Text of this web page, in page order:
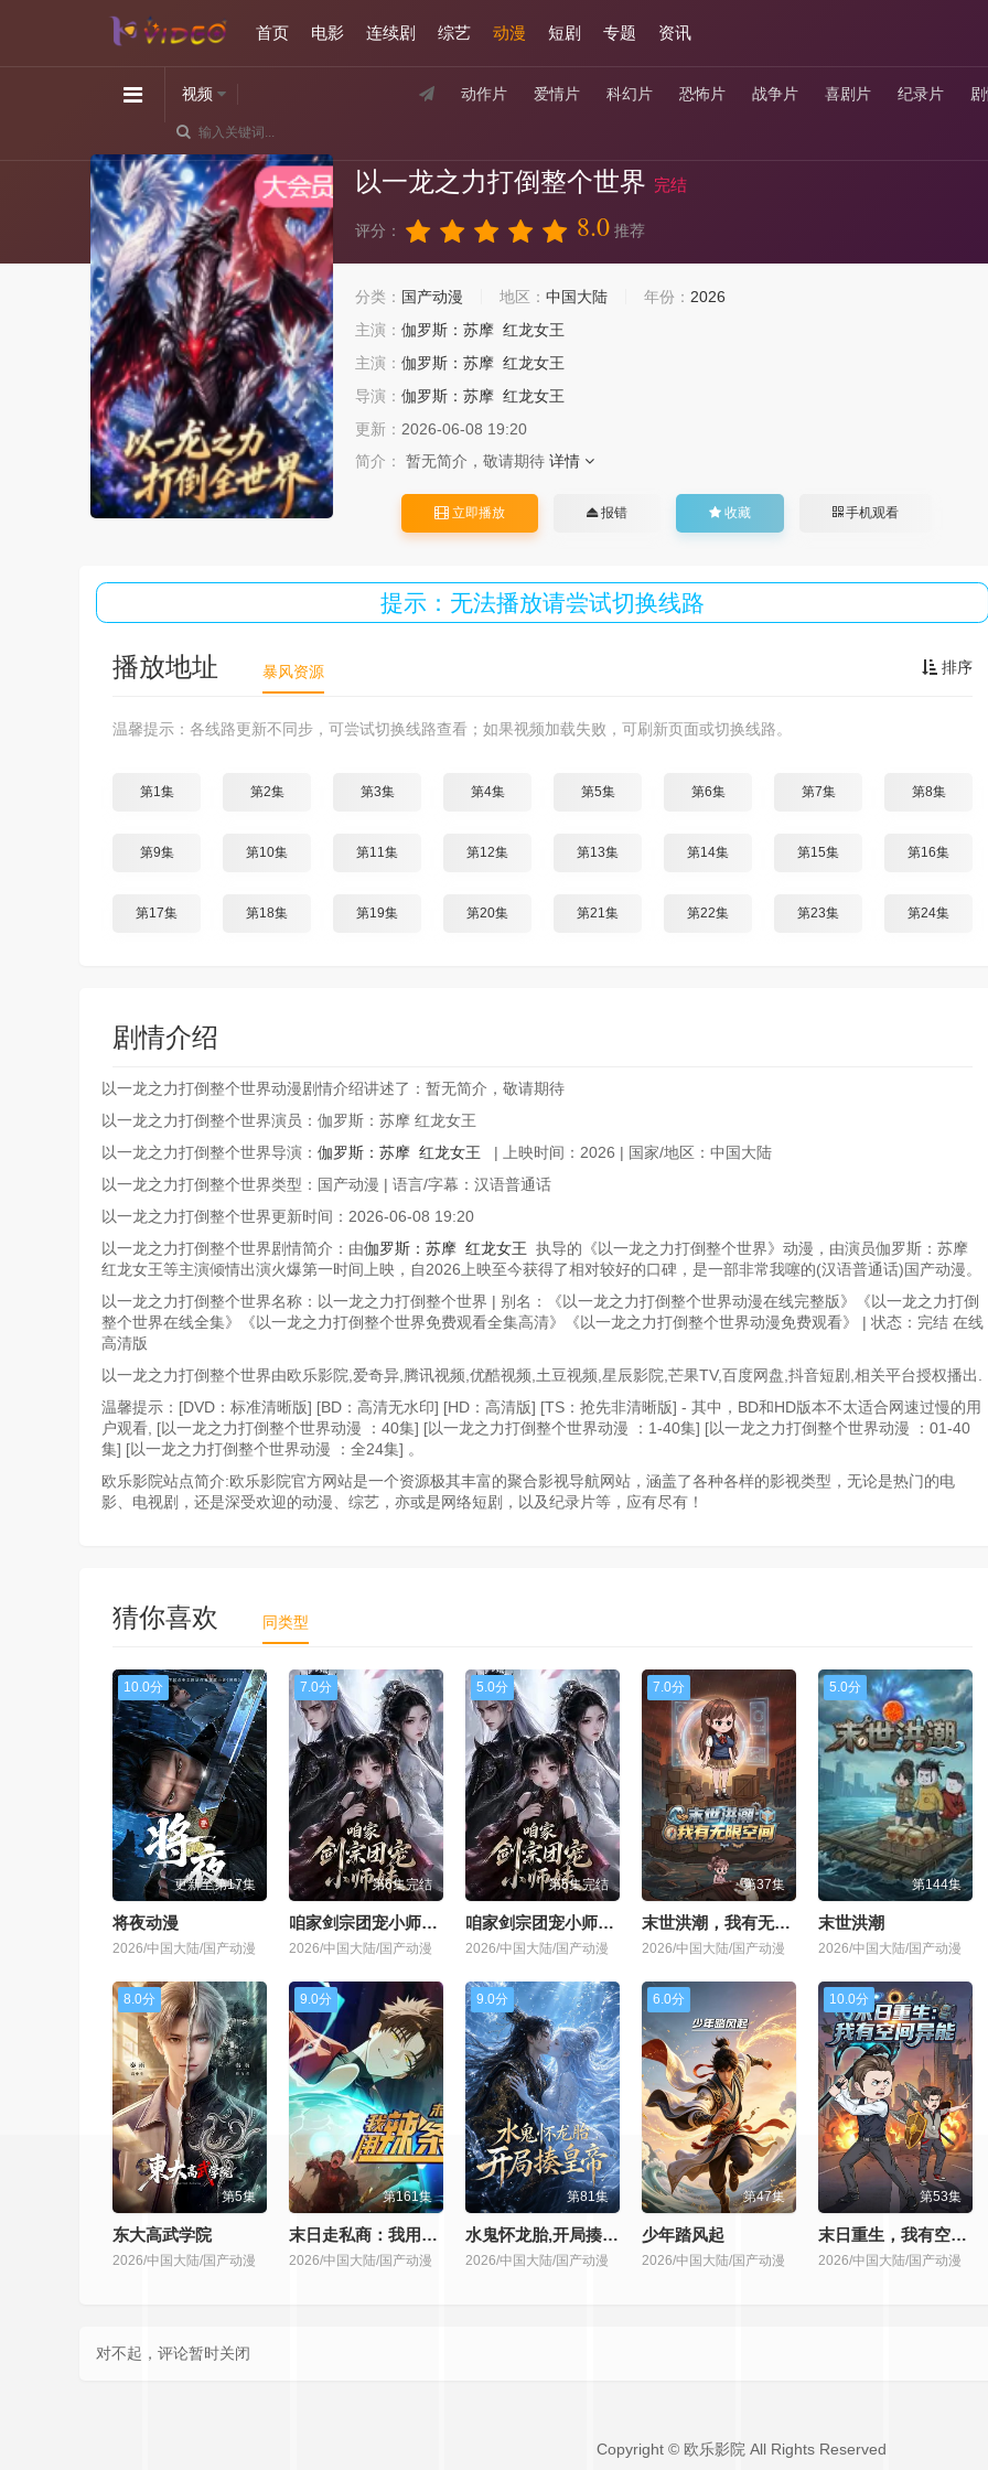
首页 电影 连续剧 综艺 动漫 短剧 专题 资讯
动作片 爱情片 科幻片 恐怖片 战争片 喜剧片 纪录片
视频
以一龙之力打倒整个世界 完结
评分： 8.0 推荐
分类： 国产动漫 地区： 中国大陆 年份： 2026
主演： 伽罗斯：苏摩 红龙女王
主演： 伽罗斯：苏摩 红龙女王
导演： 伽罗斯：苏摩 红龙女王
更新： 2026-06-08 19:20
简介：
暂无简介，敬请期待 详情
立即播放 报错 收藏 手机观看
提示：无法播放请尝试切换线路
排序
播放地址 暴风资源
温馨提示：各线路更新不同步，可尝试切换线路查看；如果视频加载失败，可刷新页面或切换线路。
第1集 第2集 第3集 第4集 第5集 第6集 第7集 第8集
第9集 第10集 第11集 第12集 第13集 第14集 第15集 第16集
第17集 第18集 第19集 第20集 第21集 第22集 第23集 第24集
剧情介绍
以一龙之力打倒整个世界动漫剧情介绍讲述了：暂无简介，敬请期待
以一龙之力打倒整个世界演员：伽罗斯：苏摩 红龙女王
以一龙之力打倒整个世界导演： 伽罗斯：苏摩 红龙女王 | 上映时间：2026 | 国家/地区：中国大陆
以一龙之力打倒整个世界类型：国产动漫 | 语言/字幕：汉语普通话
以一龙之力打倒整个世界更新时间：2026-06-08 19:20
以一龙之力打倒整个世界剧情简介：由伽罗斯：苏摩 红龙女王 执导的《以一龙之力打倒整个世界》动漫，由演员伽罗斯：苏摩
红龙女王等主演倾情出演火爆第一时间上映，自2026上映至今获得了相对较好的口碑，是一部非常我噻的(汉语普通话)国产动漫。
以一龙之力打倒整个世界名称：以一龙之力打倒整个世界 | 别名：《以一龙之力打倒整个世界动漫在线完整版》《以一龙之力打倒
整个世界在线全集》《以一龙之力打倒整个世界免费观看全集高清》《以一龙之力打倒整个世界动漫免费观看》 | 状态：完结 在线
高清版
以一龙之力打倒整个世界由欧乐影院,爱奇异,腾讯视频,优酷视频,土豆视频,星辰影院,芒果TV,百度网盘,抖音短剧,相关平台授权播出.
温馨提示：[DVD：标准清晰版] [BD：高清无水印] [HD：高清版] [TS：抢先非清晰版] - 其中，BD和HD版本不太适合网速过慢的用
户观看, [以一龙之力打倒整个世界动漫 ：40集] [以一龙之力打倒整个世界动漫 ：1-40集] [以一龙之力打倒整个世界动漫 ：01-40
集] [以一龙之力打倒整个世界动漫 ：全24集] 。
欧乐影院站点简介:欧乐影院官方网站是一个资源极其丰富的聚合影视导航网站，涵盖了各种各样的影视类型，无论是热门的电
影、电视剧，还是深受欢迎的动漫、综艺，亦或是网络短剧，以及纪录片等，应有尽有！
猜你喜欢 同类型
10.0分
更新至第17集
将夜动漫
2026/中国大陆/国产动漫
7.0分
第6集完结
咱家剑宗团宠小师妹第一季
2026/中国大陆/国产动漫
5.0分
第5集完结
咱家剑宗团宠小师妹第二季
2026/中国大陆/国产动漫
7.0分
第37集
末世洪潮，我有无限空间
2026/中国大陆/国产动漫
5.0分
第144集
末世洪潮
2026/中国大陆/国产动漫
8.0分
第5集
东大高武学院
2026/中国大陆/国产动漫
9.0分
第161集
末日走私商：我用辣条换金砖动态漫画
2026/中国大陆/国产动漫
9.0分
第81集
水鬼怀龙胎,开局揍皇帝
2026/中国大陆/国产动漫
6.0分
第47集
少年踏风起
2026/中国大陆/国产动漫
10.0分
第53集
末日重生，我有空间异能
2026/中国大陆/国产动漫
对不起，评论暂时关闭
Copyright © 欧乐影院 All Rights Reserved